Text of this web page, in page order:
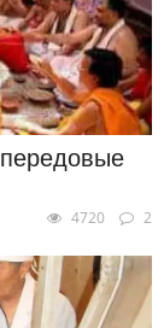
4720 2